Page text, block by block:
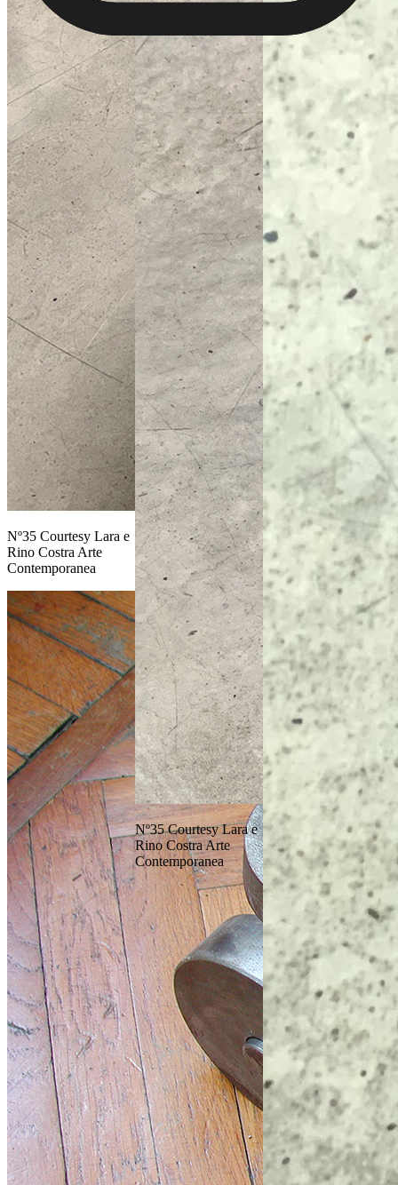
Nº35 Courtesy Lara e
Rino Costra Arte
Contemporanea
Nº35 Courtesy Lara e
Rino Costra Arte
Contemporanea